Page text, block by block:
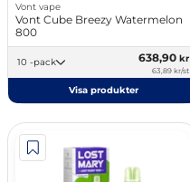
Vont vape
Vont Cube Breezy Watermelon
800
10 -pack 638,90 kr
63,89 kr/st
Visa produkter